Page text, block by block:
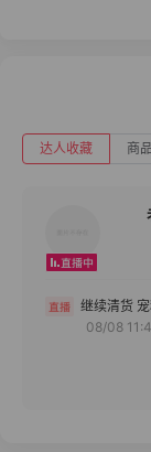
达人收藏 商
继续清货
08/08